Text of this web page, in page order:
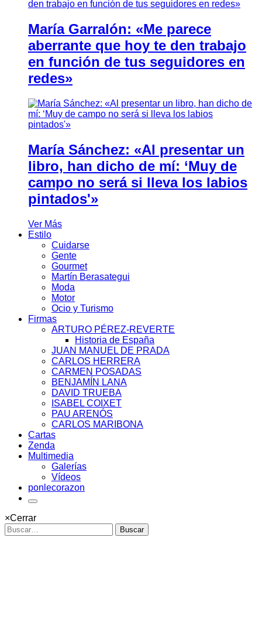
María Garralón: «Me parece
aberrante que hoy te den trabajo
en función de tus seguidores en
redes»
María Sánchez: «Al presentar un
libro, han dicho de mí: ‘Muy de
campo no será si lleva los labios
pintados'»
Ver Más
Estilo
Cuidarse
Gente
Gourmet
Martín Berasategui
Moda
Motor
Ocio y Turismo
Firmas
ARTURO PÉREZ-REVERTE
Historia de España
JUAN MANUEL DE PRADA
CARLOS HERRERA
CARMEN POSADAS
BENJAMÍN LANA
DAVID TRUEBA
ISABEL COIXET
PAU ARENÓS
CARLOS MARIBONA
Cartas
Zenda
Multimedia
Galerías
Vídeos
ponlecorazon
×Cerrar
Buscar